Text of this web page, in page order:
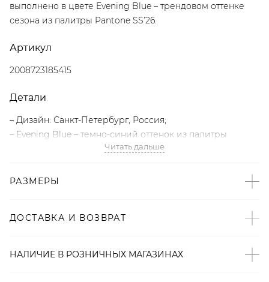
выполнено в цвете Evening Blue – трендовом оттенке
сезона из палитры Pantone SS’26.
Артикул
2008723185415
Детали
– Дизайн: Санкт-Петербург, Россия;
– Evening Blue – темно-синий оттенок из палитры
– Воротник-халтер;
прочный, износостойкий материал, который хорошо
– Произведено по индивидуальному заказу и под
Читать дальше
РАЗМЕРЫ
ДОСТАВКА И ВОЗВРАТ
НАЛИЧИЕ В РОЗНИЧНЫХ МАГАЗИНАХ